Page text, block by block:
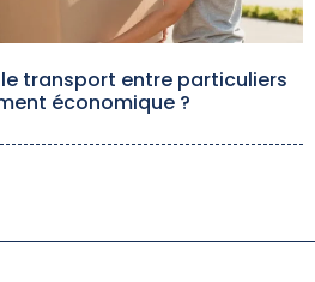
le transport entre particuliers
économique ?